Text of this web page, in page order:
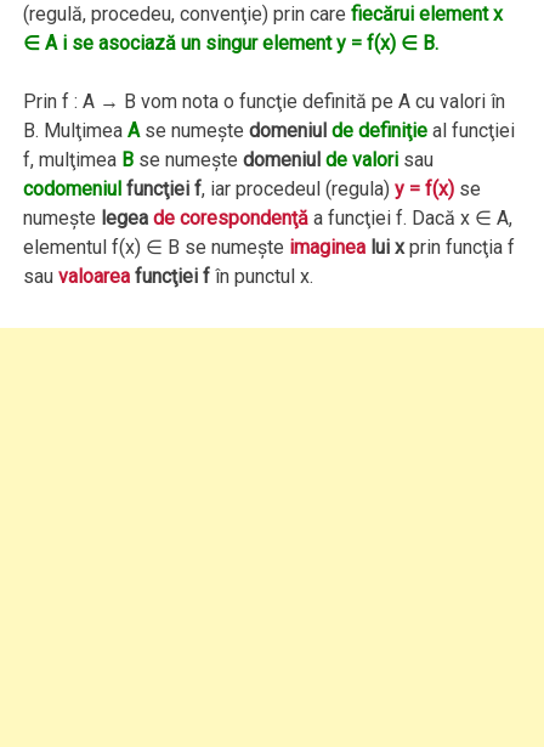
(regulă, procedeu, convenţie) prin carefiecărui element x
∈ A i se asociază un singur element y = f(x) ∈ B.
Prin f : A → B vom nota o funcţie definită pe A cu valori în
B. MulţimeaAse numeştedomeniulde definiţie al funcţiei
f, mulţimea B se numeştedomeniulde valori sau
codomeniul funcţiei f, iar procedeul (regula)y = f(x) se
numeşte legeade corespondenţă a funcţiei f. Dacă x ∈ A,
elementul f(x) ∈ B se numeşte imaginea lui xprin funcţia f
sauvaloarea funcţiei f în punctul x.